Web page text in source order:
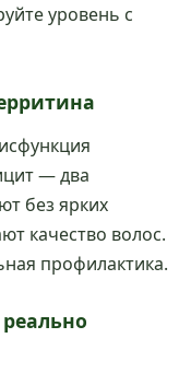
уровень с
— два
без ярких
качество волос.
профилактика.